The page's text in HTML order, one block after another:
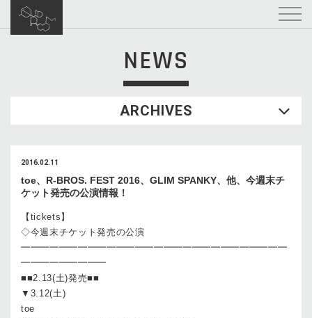
NEWS
ARCHIVES
2016.02.11
toe、R-BROS. FEST 2016、GLIM SPANKY、他、今週末チ
ケット発売の公演情報！
【tickets】
◇今週末チケット発売の公演
━━━━━━━━━━━━━━━━━━━━━━━━━━━━
━━━━━━━━━
■■2.13(土)発売■■
▼3.12(土)
toe